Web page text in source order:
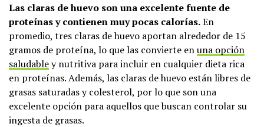
Las claras de huevo son una excelente fuente de
proteínas y contienen muy pocas calorías.En
promedio, tres claras de huevo aportan alrededor de 15
gramos de proteína, lo que las convierte enuna opción
saludabley nutritiva para incluir en cualquier dieta rica
en proteínas. Además, las claras de huevo están libres de
grasas saturadas y colesterol, por lo que son una
excelente opción para aquellos que buscan controlar su
ingesta de grasas.